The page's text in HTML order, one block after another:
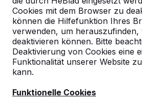
Cookies mit dem Browser zu
können die Hilfefunktion Ihres
verwenden, um herauszufinden,
deaktivieren können. Bitte
Deaktivierung von Cookies eine
Funktionalität unserer Website
kann.
Funktionelle Cookies
Referenties in:
Geen reviews gevonden voor
locatie.